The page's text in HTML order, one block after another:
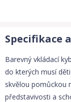
Specifikace
Barevný vkládací
do kterých musí
skvělou pomůckou
představivosti a